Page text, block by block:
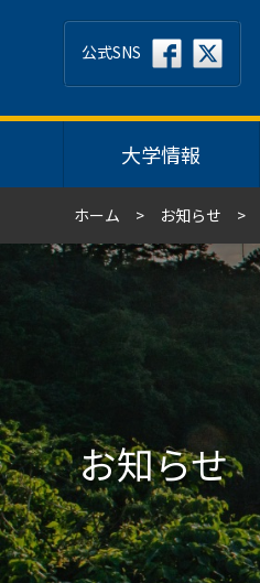
大学情報
公式SNS
ホーム お知らせ
お知らせ